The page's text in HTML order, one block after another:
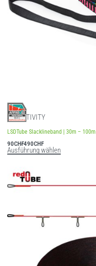
SLACKTIVITY
LSDTube Slacklineband | 30m – 100m
90CHF490CHF
Ausführung wählen